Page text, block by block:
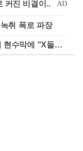
취 폭로 파장
김희철, 거꾸로 걸린 광복절 태극기 현수막에 "X돌았네"